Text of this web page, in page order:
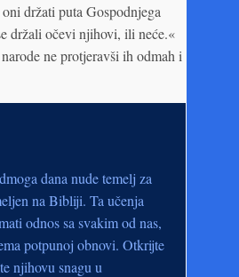
držati puta Gospodnjega
držali očevi njihovi, ili neće.«
ne protjeravši ih odmah i
dana nude temelj za
na Bibliji. Ta učenja
odnos sa svakim od nas,
potpunoj obnovi. Otkrijte
njihovu snagu u